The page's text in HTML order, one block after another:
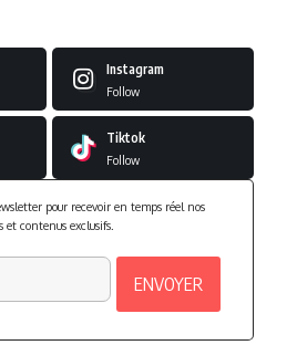
Instagram
Follow
Tiktok
Follow
pour recevoir en temps réel nos
et contenus exclusifs.